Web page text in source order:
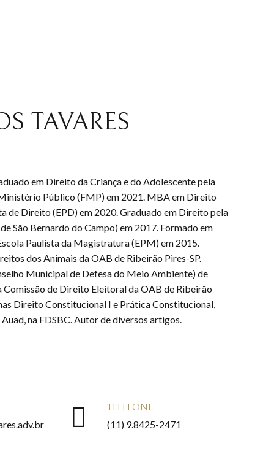
TAVARES
em Direito da Criança e do Adolescente pela
Público (FMP) em 2021. MBA em Direito
de Direito (EPD) em 2020. Graduado em Direito pela
São Bernardo do Campo) em 2017. Formado em
Paulista da Magistratura (EPM) em 2015.
dos Animais da OAB de Ribeirão Pires-SP.
Municipal de Defesa do Meio Ambiente) de
de Direito Eleitoral da OAB de Ribeirão
Direito Constitucional I e Prática Constitucional,
na FDSBC. Autor de diversos artigos.
TELEFONE
(11) 9.8425-2471